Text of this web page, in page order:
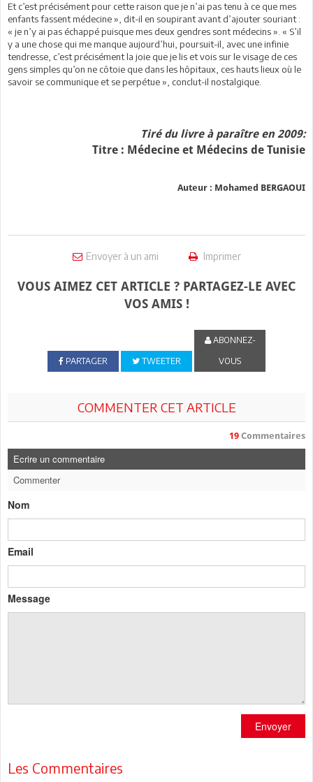
Et c’est précisément pour cette raison que je n’ai pas tenu à ce que mes
enfants fassent médecine », dit-il en soupirant avant d’ajouter souriant :
« je n’y ai pas échappé puisque mes deux gendres sont médecins ». « S’il
y a une chose qui me manque aujourd’hui, poursuit-il, avec une infinie
tendresse, c’est précisément la joie que je lis et vois sur le visage de ces
gens simples qu’on ne côtoie que dans les hôpitaux, ces hauts lieux où le
savoir se communique et se perpétue », conclut-il nostalgique.
Tiré du livre à paraître en 2009:
Titre : Médecine et Médecins de Tunisie
Auteur : Mohamed BERGAOUI
Envoyer à un ami Imprimer
VOUS AIMEZ CET ARTICLE ? PARTAGEZ-LE AVEC
VOS AMIS !
PARTAGER TWEETER
ABONNEZ-
VOUS
COMMENTER CET ARTICLE
19 Commentaires
Ecrire un commentaire
Commenter
Nom
Email
Message
Envoyer
Les Commentaires